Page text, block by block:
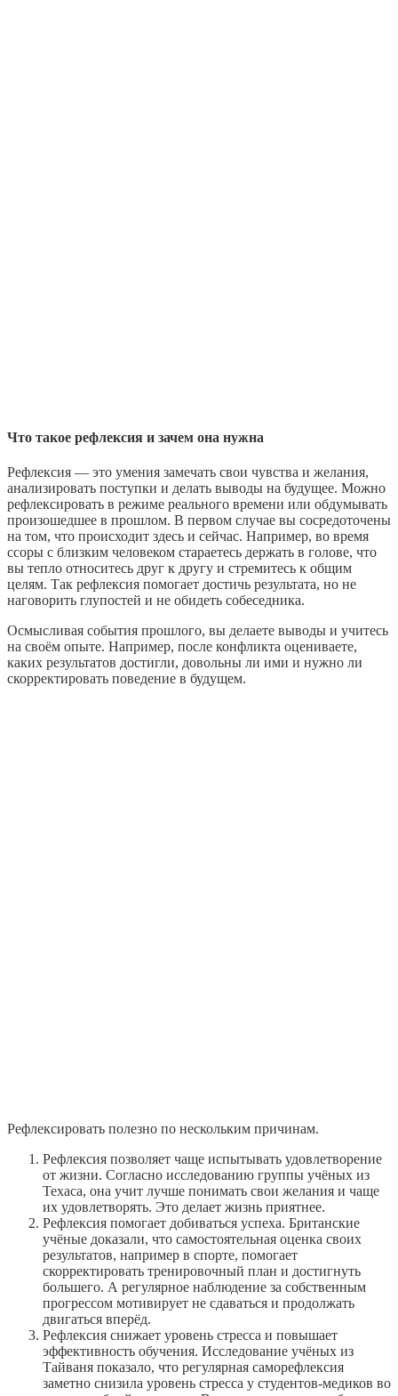
Что такое рефлексия и зачем она нужна
Рефлексия — это умения замечать свои чувства и желания,
анализировать поступки и делать выводы на будущее. Можно
рефлексировать в режиме реального времени или обдумывать
произошедшее в прошлом. В первом случае вы сосредоточены
на том, что происходит здесь и сейчас. Например, во время
ссоры с близким человеком стараетесь держать в голове, что
вы тепло относитесь друг к другу и стремитесь к общим
целям. Так рефлексия помогает достичь результата, но не
наговорить глупостей и не обидеть собеседника.
Осмысливая события прошлого, вы делаете выводы и учитесь
на своём опыте. Например, после конфликта оцениваете,
каких результатов достигли, довольны ли ими и нужно ли
скорректировать поведение в будущем.
Рефлексировать полезно по нескольким причинам.
Рефлексия позволяет чаще испытывать удовлетворение
от жизни. Согласно исследованию группы учёных из
Техаса, она учит лучше понимать свои желания и чаще
их удовлетворять. Это делает жизнь приятнее.
Рефлексия помогает добиваться успеха. Британские
учёные доказали, что самостоятельная оценка своих
результатов, например в спорте, помогает
скорректировать тренировочный план и достигнуть
большего. А регулярное наблюдение за собственным
прогрессом мотивирует не сдаваться и продолжать
двигаться вперёд.
Рефлексия снижает уровень стресса и повышает
эффективность обучения. Исследование учёных из
Тайваня показало, что регулярная саморефлексия
заметно снизила уровень стресса у студентов-медиков во